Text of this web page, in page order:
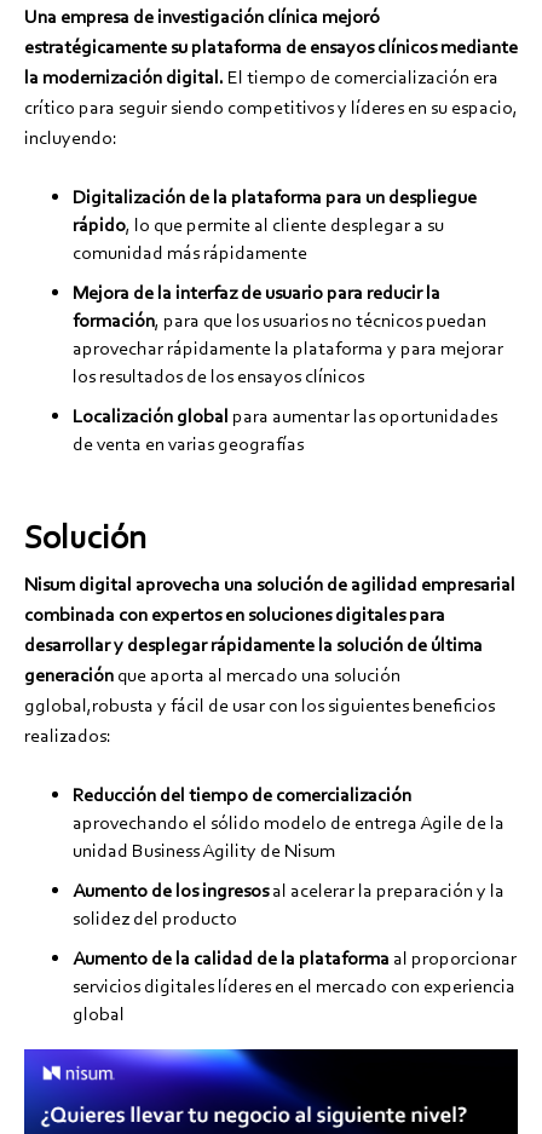
Una empresa de investigación clínica mejoró
estratégicamente su plataforma de ensayos clínicos mediante
la modernización digital. El tiempo de comercialización era
crítico para seguir siendo competitivos y líderes en su espacio,
incluyendo:
Digitalización de la plataforma para un despliegue
rápido, lo que permite al cliente desplegar a su
comunidad más rápidamente
Mejora de la interfaz de usuario para reducir la
formación, para que los usuarios no técnicos puedan
aprovechar rápidamente la plataforma y para mejorar
los resultados de los ensayos clínicos
Localización global para aumentar las oportunidades
de venta en varias geografías
Solución
Nisum digital aprovecha una solución de agilidad empresarial
combinada con expertos en soluciones digitales para
desarrollar y desplegar rápidamente la solución de última
generación que aporta al mercado una solución
gglobal,robusta y fácil de usar con los siguientes beneficios
realizados:
Reducción del tiempo de comercialización
aprovechando el sólido modelo de entrega Agile de la
unidad Business Agility de Nisum
Aumento de los ingresosal acelerar la preparación y la
solidez del producto
Aumento de la calidad de la plataforma al proporcionar
servicios digitales líderes en el mercado con experiencia
global